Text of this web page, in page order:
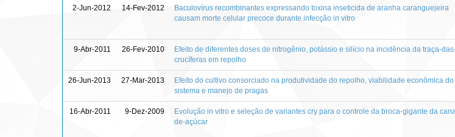
2-Jun-2012 14-Fev-2012
Baculovírus recombinantes expressando toxina inseticida de aranha caranguejeira
causam morte celular precoce durante infecção in vitro
9-Abr-2011 26-Fev-2010
Efeito de diferentes doses de nitrogênio, potássio e silício na incidência da traça-
crucíferas em repolho
26-Jun-2013 27-Mar-2013
Efeito do cultivo consorciado na produtividade do repolho, viabilidade econômica do
sistema e manejo de pragas
16-Abr-2011 9-Dez-2009
Evolução in vitro e seleção de variantes cry para o controle da broca-gigante da
de-açúcar